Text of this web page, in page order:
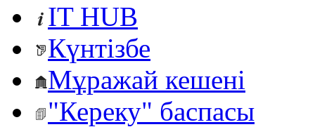
IT HUB
Күнтізбе
Мұражай кешені
"Кереку" баспасы